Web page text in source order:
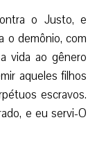
o Justo, e
o demônio, com
vida ao gênero
aqueles filhos
escravos.
e eu servi-O